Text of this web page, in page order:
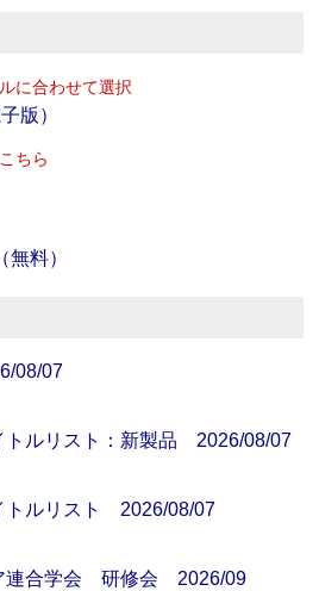
に合わせて選択
版）
ちら
無料）
08/07
トルリスト：新製品 2026/08/07
トルリスト 2026/08/07
連合学会 研修会 2026/09